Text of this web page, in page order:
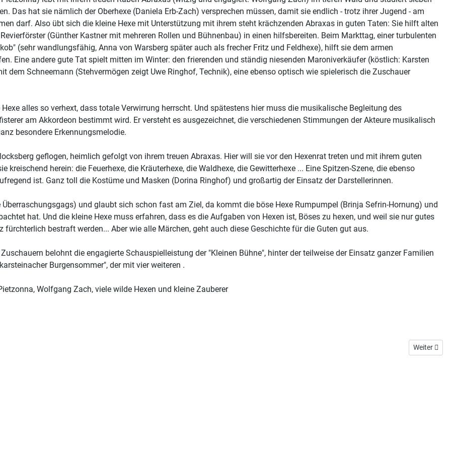
Das hat sie nämlich der Oberhexe (Daniela Erb-Zach) versprechen müssen, damit sie endlich - trotz ihrer Jugend - am
darf. Also übt sich die kleine Hexe mit Unterstützung mit ihrem steht krächzenden Abraxas in guten Taten: Sie hilft alten
(Günther Kastner mit mehreren Rollen und Bühnenbau) in einen hilfsbereiten. Beim Markttag, einer turbulenten
(sehr wandlungsfähig, Anna von Warsberg später auch als frecher Fritz und Feldhexe), hilft sie dem armen
Eine andere gute Tat spielt mitten im Winter: den frierenden und ständig niesenden Maroniverkäufer (köstlich: Karsten
dem Schneemann (Stehvermögen zeigt Uwe Ringhof, Technik), eine ebenso optisch wie spielerisch die Zuschauer
alles so verhext, dass totale Verwirrung herrscht. Und spätestens hier muss die musikalische Begleitung des
am Akkordeon bestimmt wird. Er versteht es ausgezeichnet, die verschiedenen Stimmungen der Akteure musikalisch
besondere Erkennungsmelodie.
geflogen, heimlich gefolgt von ihrem treuen Abraxas. Hier will sie vor den Hexenrat treten und mit ihrem guten
kreischend herein: die Feuerhexe, die Kräuterhexe, die Waldhexe, die Gewitterhexe ... Eine Spitzen-Szene, die ebenso
ist. Ganz toll die Kostüme und Masken (Dorina Ringhof) und großartig der Einsatz der Darstellerinnen.
und glaubt sich schon fast am Ziel, da kommt die böse Hexe Rumpumpel (Brinja Sefrin-Hornung) und
hat. Und die kleine Hexe muss erfahren, dass es die Aufgaben von Hexen ist, Böses zu hexen, und weil sie nur gutes
bestraft werden... Aber wie alle Märchen, geht auch diese Geschichte für die Guten gut aus.
belohnt die engagierte Schauspielleistung der "Kleinen Bühne", hinter der teilweise der Einsatz ganzer Familien
Burgensommer", der mit vier weiteren .
Wolfgang Zach, viele wilde Hexen und kleine Zauberer
Next
Weiter